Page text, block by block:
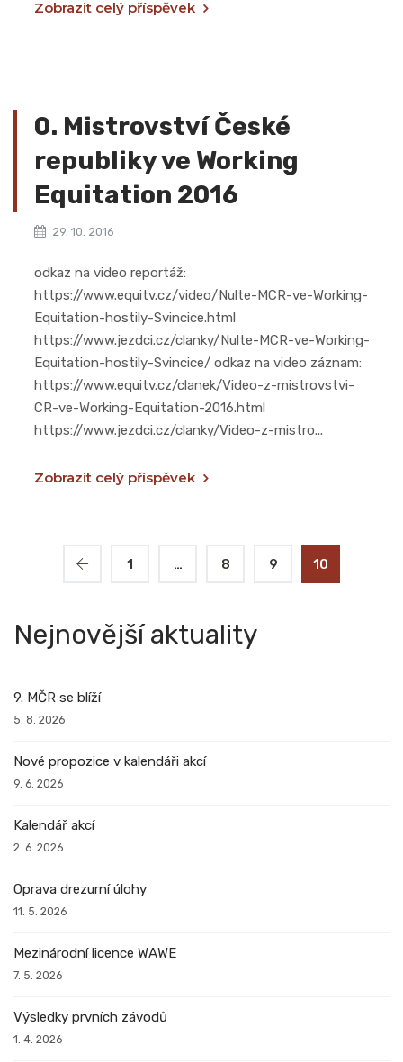
Zobrazit celý příspěvek
0. Mistrovství České
republiky ve Working
Equitation 2016
29. 10. 2016
odkaz na video reportáž:
https://www.equitv.cz/video/Nulte-MCR-ve-Working-
Equitation-hostily-Svincice.html
https://www.jezdci.cz/clanky/Nulte-MCR-ve-Working-
Equitation-hostily-Svincice/ odkaz na video záznam:
https://www.equitv.cz/clanek/Video-z-mistrovstvi-
CR-ve-Working-Equitation-2016.html
https://www.jezdci.cz/clanky/Video-z-mistro...
Zobrazit celý příspěvek
1 … 8 9 10
Nejnovější aktuality
9. MČR se blíží
5. 8. 2026
Nové propozice v kalendáři akcí
9. 6. 2026
Kalendář akcí
2. 6. 2026
Oprava drezurní úlohy
11. 5. 2026
Mezinárodní licence WAWE
7. 5. 2026
Výsledky prvních závodů
1. 4. 2026